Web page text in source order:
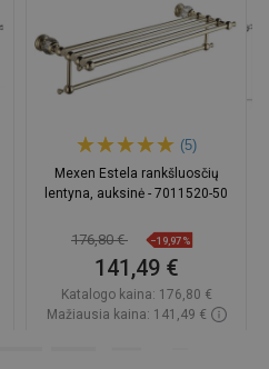
(5)
Mexen Estela rankšluosčių
lentyna, auksinė - 7011520-50
176,80 € −19,97%
141,49 €
Katalogo kaina: 176,80 €
Mažiausia kaina: 141,49 €